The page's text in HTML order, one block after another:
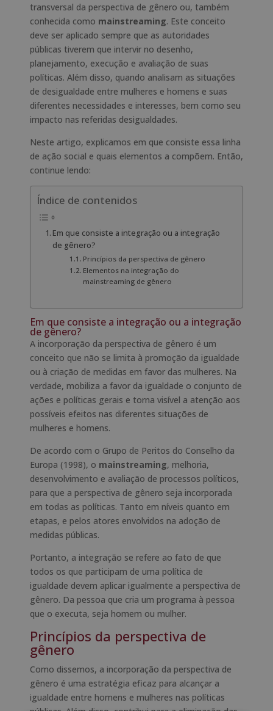
transversal da perspectiva de gênero ou, também
conhecida como mainstreaming. Este conceito
deve ser aplicado sempre que as autoridades
públicas tiverem que intervir no desenho,
planejamento, execução e avaliação de suas
políticas. Além disso, quando analisam as situações
de desigualdade entre mulheres e homens e suas
diferentes necessidades e interesses, bem como seu
impacto nas referidas desigualdades.
Neste artigo, explicamos em que consiste essa linha
de ação social e quais elementos a compõem. Então,
continue lendo:
Índice de contenidos
Em que consiste a integração ou a integração
de gênero?
Princípios da perspectiva de gênero
Elementos na integração do
mainstreaming de gênero
Em que consiste a integração ou a integração
de gênero?
A incorporação da perspectiva de gênero é um
conceito que não se limita à promoção da igualdade
ou à criação de medidas em favor das mulheres. Na
verdade, mobiliza a favor da igualdade o conjunto de
ações e políticas gerais e torna visível a atenção aos
possíveis efeitos nas diferentes situações de
mulheres e homens.
De acordo com o Grupo de Peritos do Conselho da
Europa (1998), o mainstreaming, melhoria,
desenvolvimento e avaliação de processos políticos,
para que a perspectiva de gênero seja incorporada
em todas as políticas. Tanto em níveis quanto em
etapas, e pelos atores envolvidos na adoção de
medidas públicas.
Portanto, a integração se refere ao fato de que
todos os que participam de uma política de
igualdade devem aplicar igualmente a perspectiva de
gênero. Da pessoa que cria um programa à pessoa
que o executa, seja homem ou mulher.
Princípios da perspectiva de
gênero
Como dissemos, a incorporação da perspectiva de
gênero é uma estratégia eficaz para alcançar a
igualdade entre homens e mulheres nas políticas